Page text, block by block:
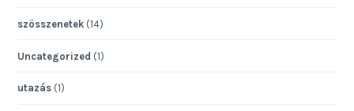
szösszenetek (14)
Uncategorized (1)
utazás (1)